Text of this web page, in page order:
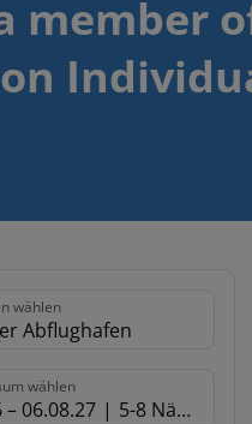
member
wählen
Abflughafen
wählen
– 06.08.27 5-8 Nächte